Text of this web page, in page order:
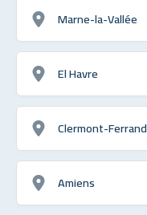
Marne-la-Vallée
El Havre
Clermont-Ferrand
Amiens